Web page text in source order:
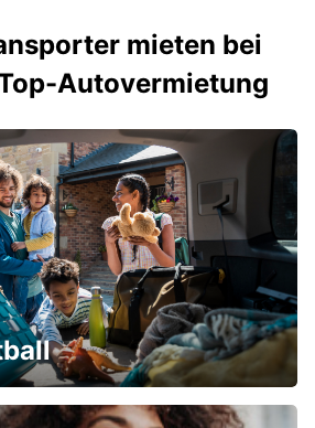
mieten bei
Autovermietung